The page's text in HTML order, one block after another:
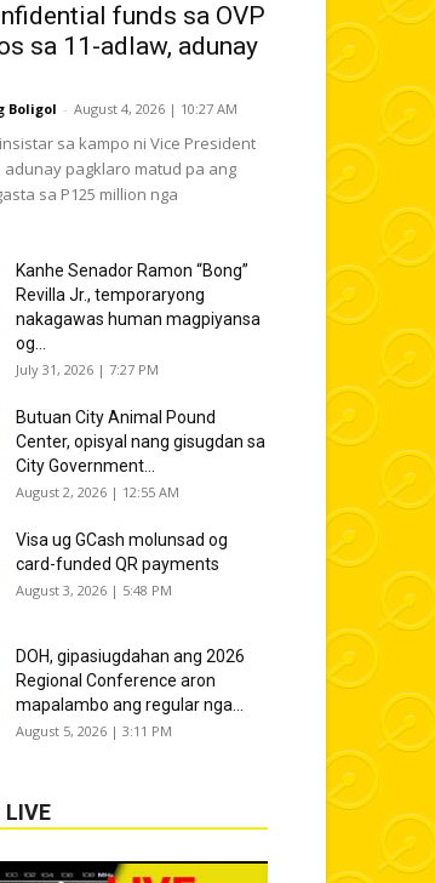
funds sa OVP
sa 11-adlaw, adunay
Boligol - August 4, 2026 | 10:27 AM
insistar sa kampo ni Vice President
adunay pagklaro matud pa ang
sa P125 million nga
Kanhe Senador Ramon “Bong”
Revilla Jr., temporaryong
nakagawas human magpiyansa
og...
July 31, 2026 | 7:27 PM
Butuan City Animal Pound
Center, opisyal nang gisugdan sa
City Government...
August 2, 2026 | 12:55 AM
Visa ug GCash molunsad og
card-funded QR payments
August 3, 2026 | 5:48 PM
DOH, gipasiugdahan ang 2026
Regional Conference aron
mapalambo ang regular nga...
August 5, 2026 | 3:11 PM
LIVE